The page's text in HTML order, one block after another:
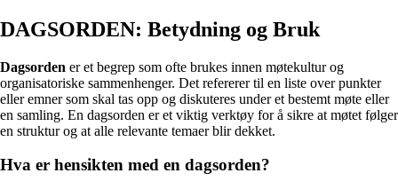
DAGSORDEN: Betydning og Bruk
Dagsorden er et begrep som ofte brukes innen møtekultur og
organisatoriske sammenhenger. Det refererer til en liste over punkter
eller emner som skal tas opp og diskuteres under et bestemt møte eller
en samling. En dagsorden er et viktig verktøy for å sikre at møtet følger
en struktur og at alle relevante temaer blir dekket.
Hva er hensikten med en dagsorden?